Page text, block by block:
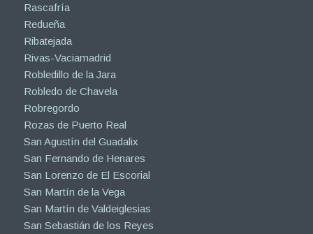
Rascafría
Redueña
Ribatejada
Rivas-Vaciamadrid
Robledillo de la Jara
Robledo de Chavela
Robregordo
Rozas de Puerto Real
San Agustín del Guadalix
San Fernando de Henares
San Lorenzo de El Escorial
San Martín de la Vega
San Martín de Valdeiglesias
San Sebastián de los Reyes